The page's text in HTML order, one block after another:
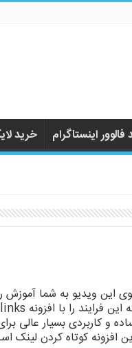
اینستاگرام خرید
و کاربردی بسیار عالی
افزونه کوتاه کردن لینک